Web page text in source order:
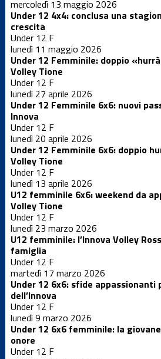
mercoledì 13 maggio 2026
Under 12 4x4: conclusa una
crescita
Under 12 F
lunedì 11 maggio 2026
Under 12 Femminile: doppio
Volley Tione
Under 12 F
lunedì 27 aprile 2026
Under 12 Femminile 6x6: nuovi
Innova
Under 12 F
lunedì 20 aprile 2026
Under 12 Femminile 6x6: doppio
Volley Tione
Under 12 F
lunedì 13 aprile 2026
U12 femminile 6x6: weekend da
Volley Tione
Under 12 F
lunedì 23 marzo 2026
U12 femminile: l’Innova Volley
famiglia
Under 12 F
martedì 17 marzo 2026
Under 12 6x6: sfide appassionanti
dell’Innova
Under 12 F
lunedì 9 marzo 2026
Under 12 6x6 femminile: la
onore
Under 12 F
Dalla società
News Locali
Nuovo
portale web
Serie C
maschile
Serie D
femminile
Serie D
maschile
Settore
giovanile
Under 12 F
Under 12
Femminile